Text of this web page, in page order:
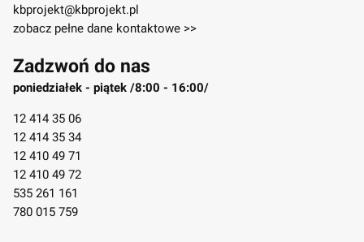
kbprojekt@kbprojekt.pl
zobacz pełne dane kontaktowe >>
Zadzwoń do nas
poniedziałek - piątek /8:00 - 16:00/
12 414 35 06
12 414 35 34
12 410 49 71
12 410 49 72
535 261 161
780 015 759